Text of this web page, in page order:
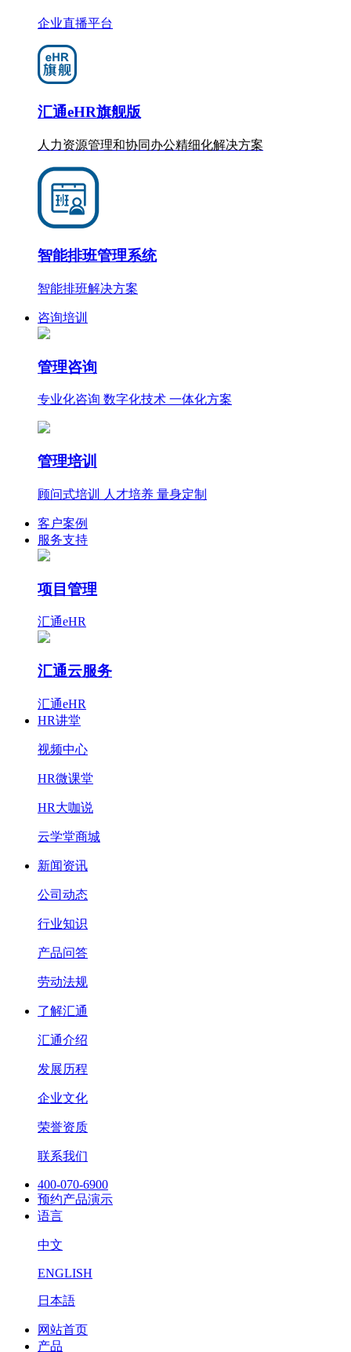
企业直播平台
汇通eHR旗舰版
人力资源管理和协同办公精细化解决方案
智能排班管理系统
智能排班解决方案
咨询培训
管理咨询
专业化咨询 数字化技术 一体化方案
管理培训
顾问式培训 人才培养 量身定制
客户案例
服务支持
项目管理
汇通eHR
汇通云服务
汇通eHR
HR讲堂
视频中心
HR微课堂
HR大咖说
云学堂商城
新闻资讯
公司动态
行业知识
产品问答
劳动法规
了解汇通
汇通介绍
发展历程
企业文化
荣誉资质
联系我们
400-070-6900
预约产品演示
语言
中文
ENGLISH
日本語
网站首页
产品